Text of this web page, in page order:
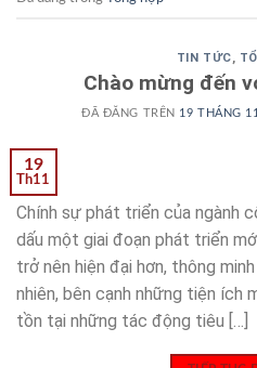
TIN TỨC,
Chào mừng đến
ĐÃ ĐĂNG TRÊN 19 THÁNG
19
Th11
Chính sự phát triển của ngành
dấu một giai đoạn phát triển
trở nên hiện đại hơn, thông
nhiên, bên cạnh những tiện ích
tồn tại những tác động tiêu […]